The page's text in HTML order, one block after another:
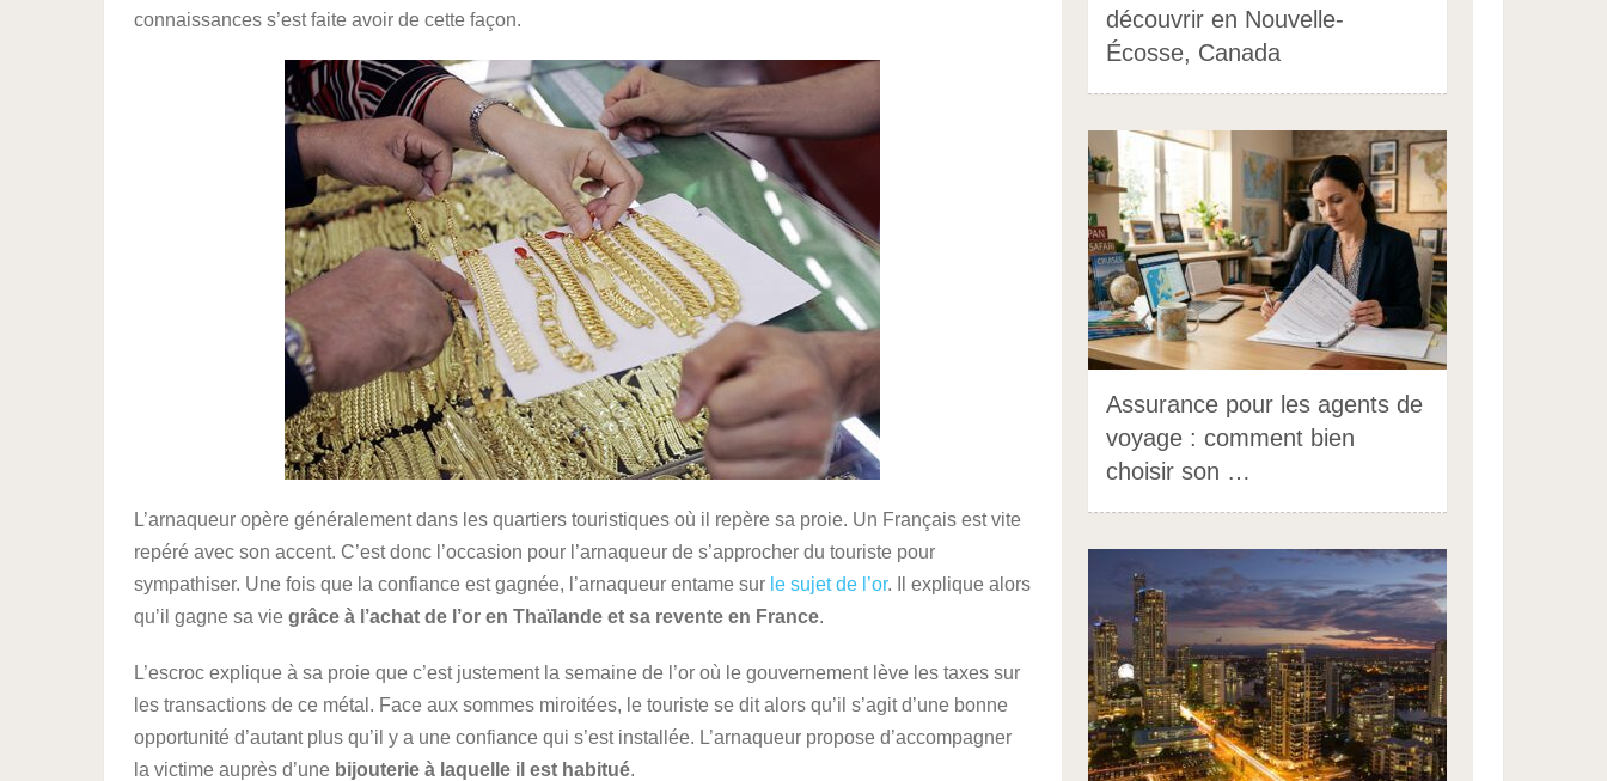
connaissances s’est faite avoir de cette façon.
L’arnaqueur opère généralement dans les quartiers touristiques où il repère sa proie. Un Français est vite
repéré avec son accent. C’est donc l’occasion pour l’arnaqueur de s’approcher du touriste pour
sympathiser. Une fois que la confiance est gagnée, l’arnaqueur entame sur le sujet de l’or. Il explique alors
qu’il gagne sa vie grâce à l’achat de l’or en Thaïlande et sa revente en France.
L’escroc explique à sa proie que c’est justement la semaine de l’or où le gouvernement lève les taxes sur
les transactions de ce métal. Face aux sommes miroitées, le touriste se dit alors qu’il s’agit d’une bonne
opportunité d’autant plus qu’il y a une confiance qui s’est installée. L’arnaqueur propose d’accompagner
la victime auprès d’une bijouterie à laquelle il est habitué.
découvrir en Nouvelle-
Écosse, Canada
Assurance pour les agents de
voyage : comment bien
choisir son …